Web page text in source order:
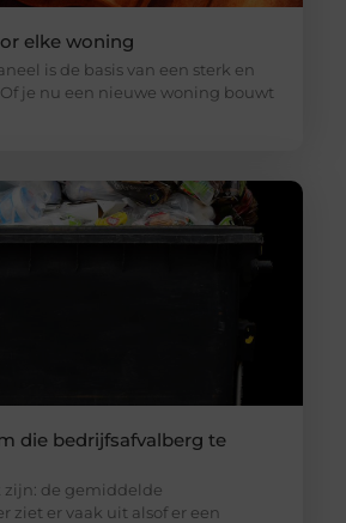
elke woning
is de basis van een sterk en
je nu een nieuwe woning bouwt
die bedrijfsafvalberg te
zijn: de gemiddelde
ziet er vaak uit alsof er een